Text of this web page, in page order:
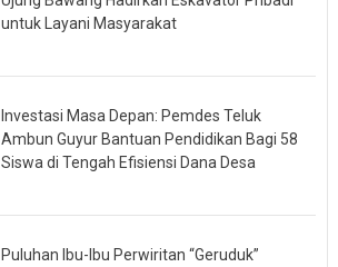
untuk Layani Masyarakat
Investasi Masa Depan: Pemdes Teluk
Ambun Guyur Bantuan Pendidikan Bagi 58
Siswa di Tengah Efisiensi Dana Desa
Puluhan Ibu-Ibu Perwiritan “Geruduk”